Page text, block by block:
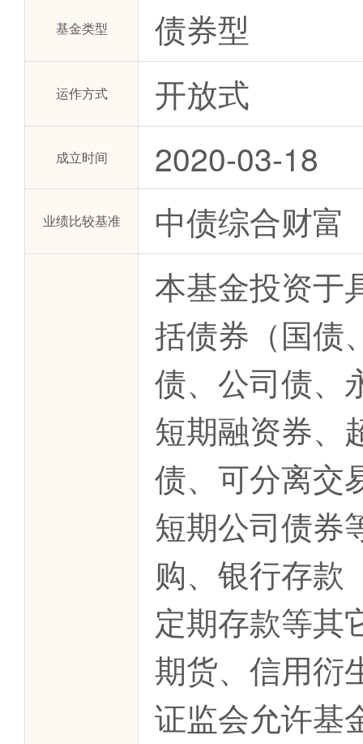
基金类型 债券型
运作方式 开放式
成立时间 2020-03-18
业绩比较基准 中债综合财富
本基金投资于
括债券（国债
债、公司债、
短期融资券、
债、可分离交
短期公司债券
购、银行存款
定期存款等其
期货、信用衍
证监会允许基